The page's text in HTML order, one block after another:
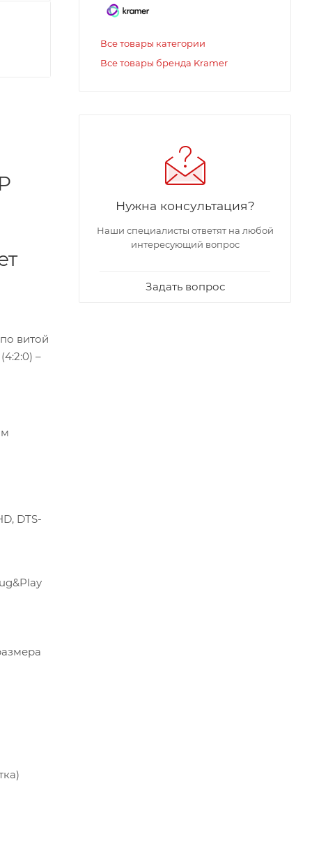
витой
–
DTS-
Все товары категории
Все товары бренда Kramer
Нужна консультация?
Наши специалисты ответят на любой
интересующий вопрос
Задать вопрос